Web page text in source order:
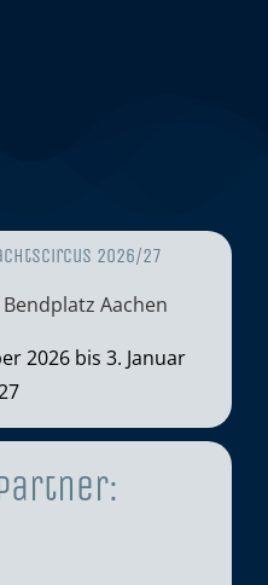
2026/27
Aachen
2026 bis 3. Januar